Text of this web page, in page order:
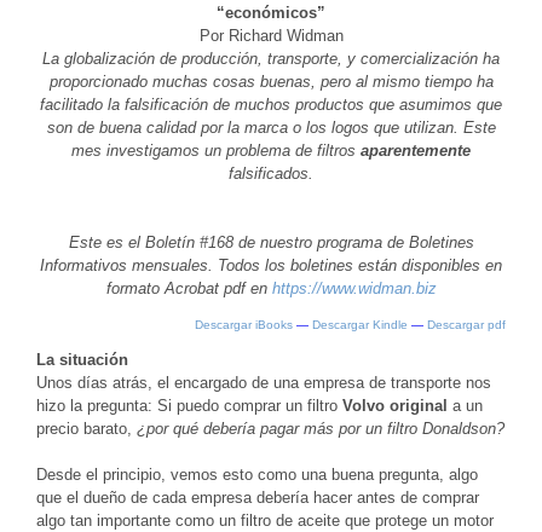
“económicos”
Por Richard Widman
La globalización de producción, transporte, y comercialización ha
proporcionado muchas cosas buenas, pero al mismo tiempo ha
facilitado la falsificación de muchos productos que asumimos que
son de buena calidad por la marca o los logos que utilizan. Este
mes investigamos un problema de filtros aparentemente
falsificados.
Este es el Boletín #168 de nuestro programa de Boletines
Informativos mensuales. Todos los boletines están disponibles en
formato Acrobat pdf en https://www.widman.biz
Descargar iBooks — Descargar Kindle — Descargar pdf
La situación
Unos días atrás, el encargado de una empresa de transporte nos
hizo la pregunta: Si puedo comprar un filtro Volvo original a un
precio barato, ¿por qué debería pagar más por un filtro Donaldson?
Desde el principio, vemos esto como una buena pregunta, algo
que el dueño de cada empresa debería hacer antes de comprar
algo tan importante como un filtro de aceite que protege un motor